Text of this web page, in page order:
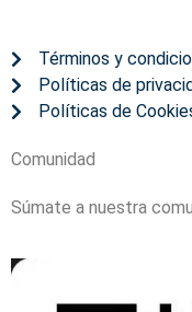
Términos y
Políticas de
Políticas de
Comunidad
Súmate a nuestra